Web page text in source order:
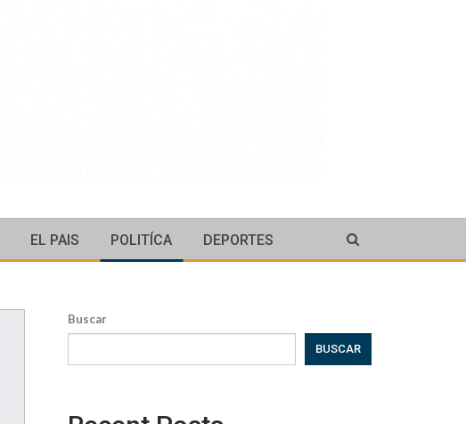
EL PAIS POLITÍCA DEPORTES
Buscar
BUSCAR